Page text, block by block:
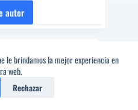
le brindamos la mejor experiencia en
web.
Rechazar
autor